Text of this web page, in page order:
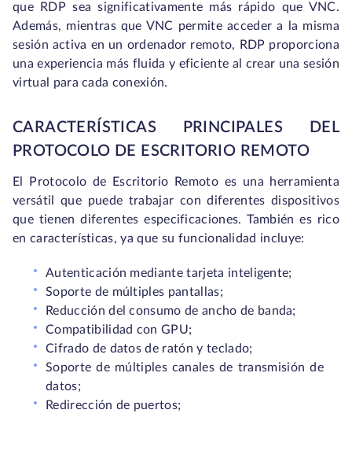
que RDP sea significativamente más rápido que VNC.
Además, mientras que VNC permite acceder a la misma
sesión activa en un ordenador remoto, RDP proporciona
una experiencia más fluida y eficiente al crear una sesión
virtual para cada conexión.
CARACTERÍSTICAS PRINCIPALES DEL
PROTOCOLO DE ESCRITORIO REMOTO
El Protocolo de Escritorio Remoto es una herramienta
versátil que puede trabajar con diferentes dispositivos
que tienen diferentes especificaciones. También es rico
en características, ya que su funcionalidad incluye:
Autenticación mediante tarjeta inteligente;
Soporte de múltiples pantallas;
Reducción del consumo de ancho de banda;
Compatibilidad con GPU;
Cifrado de datos de ratón y teclado;
Soporte de múltiples canales de transmisión de
datos;
Redirección de puertos;